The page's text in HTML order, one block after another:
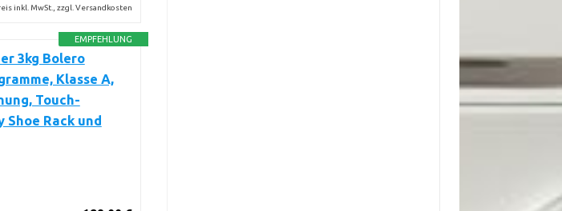
inkl. MwSt., zzgl. Versandkosten
EMPFEHLUNG
3kg Bolero
Klasse A,
Touch-
Shoe Rack und